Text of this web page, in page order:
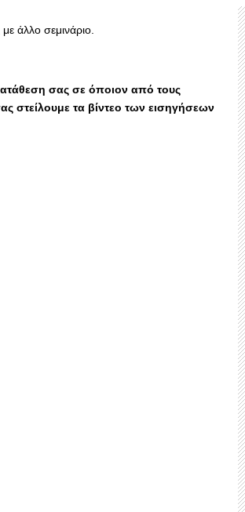
άλλο σεμινάριο.
σας σε όποιον από τους
στείλουμε τα βίντεο των εισηγήσεων